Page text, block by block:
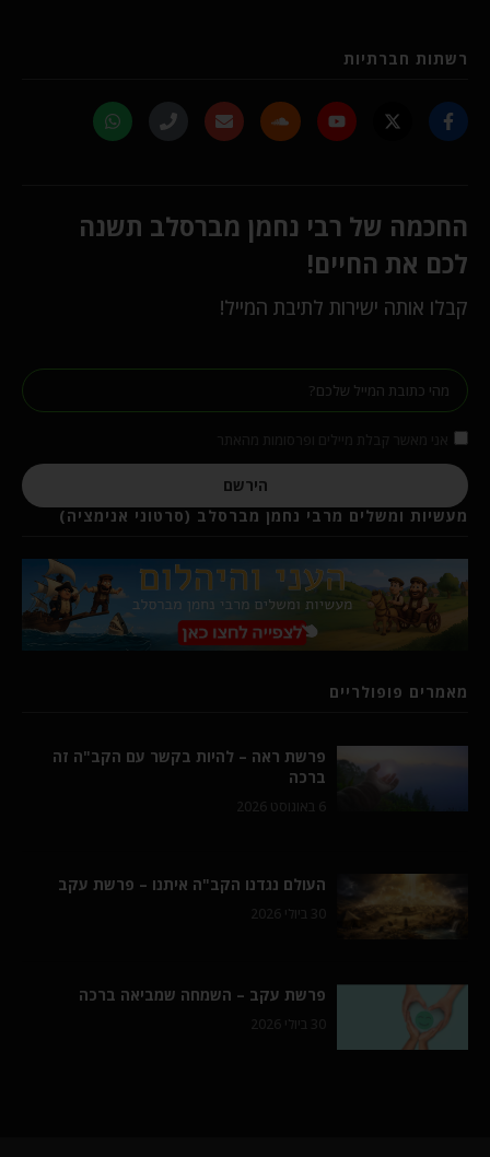
רשתות חברתיות
החכמה של רבי נחמן מברסלב תשנה
לכם את החיים!
קבלו אותה ישירות לתיבת המייל!
הירשם
מעשיות ומשלים מרבי נחמן מברסלב (סרטוני אנימציה)
מאמרים פופולריים
פרשת ראה – להיות בקשר עם הקב"ה זה
ברכה
6 באוגוסט 2026
העולם נגדנו הקב"ה איתנו – פרשת עקב
30 ביולי 2026
פרשת עקב – השמחה שמביאה ברכה
30 ביולי 2026